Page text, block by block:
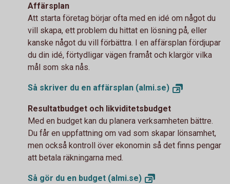
Affärsplan
Att starta företag börjar ofta med en idé om något du
vill skapa, ett problem du hittat en lösning på, eller
kanske något du vill förbättra. I en affärsplan fördjupar
du din idé, förtydligar vägen framåt och klargör vilka
mål som ska nås.
Så skriver du en affärsplan (almi.se)
Resultatbudget och likviditetsbudget
Med en budget kan du planera verksamheten bättre.
Du får en uppfattning om vad som skapar lönsamhet,
men också kontroll över ekonomin så det finns pengar
att betala räkningarna med.
Så gör du en budget (almi.se)